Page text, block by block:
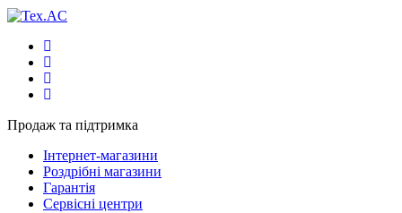
Продаж та підтримка
Інтернет-магазини
Роздрібні магазини
Гарантія
Сервісні центри